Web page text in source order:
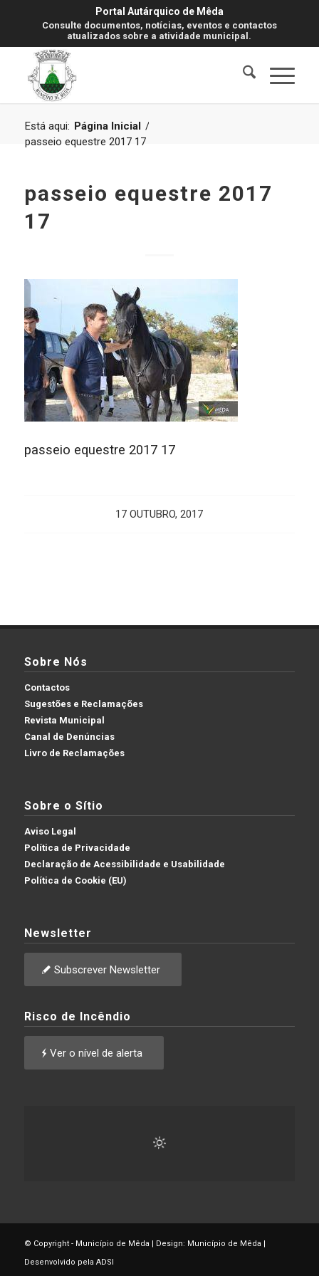
Portal Autárquico de Mêda
Consulte documentos, notícias, eventos e contactos
atualizados sobre a atividade municipal.
Está aqui: Página Inicial /
passeio equestre 2017 17
passeio equestre 2017
17
passeio equestre 2017 17
17 OUTUBRO, 2017
Sobre Nós
Contactos
Sugestões e Reclamações
Revista Municipal
Canal de Denúncias
Livro de Reclamações
Sobre o Sítio
Aviso Legal
Política de Privacidade
Declaração de Acessibilidade e Usabilidade
Política de Cookie (EU)
Newsletter
Subscrever Newsletter
Risco de Incêndio
Ver o nível de alerta
© Copyright - Município de Mêda | Design: Município de Mêda |
Desenvolvido pela ADSI